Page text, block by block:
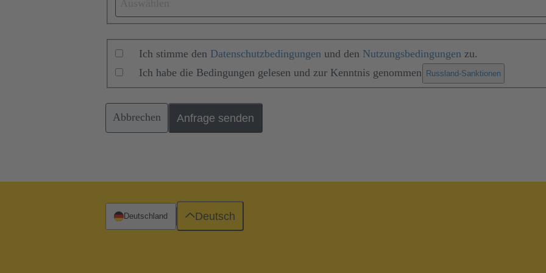
Ich stimme den Datenschutzbedingungen und den Nutzungsbedingungen zu.
Ich habe die Bedingungen gelesen und zur Kenntnis genommen Russland-Sanktionen
Abbrechen Anfrage senden
Deutschland Deutsch